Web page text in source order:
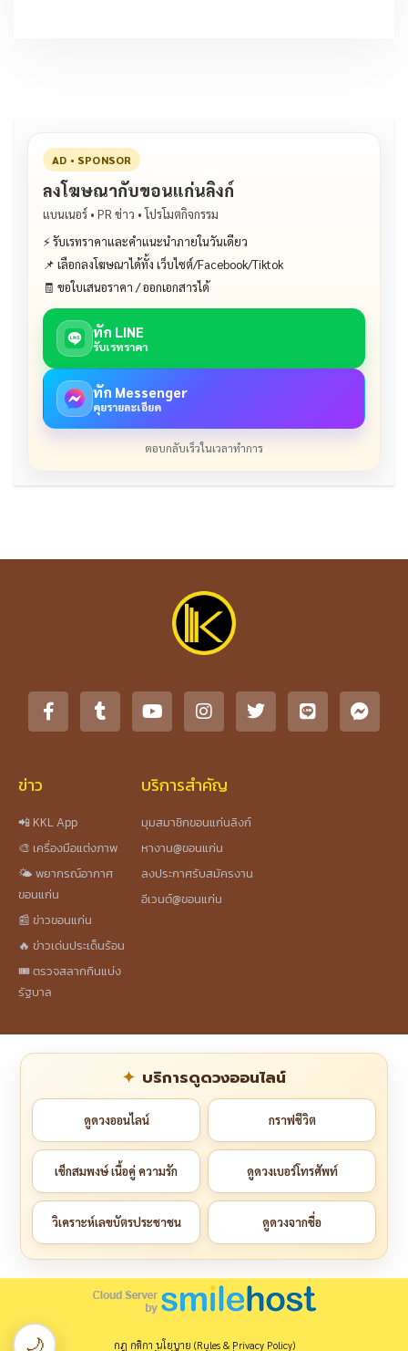
AD • SPONSOR
ลงโฆษณากับขอนแก่นลิงก์
แบนเนอร์ • PR ข่าว • โปรโมตกิจกรรม
⚡ รับเรทราคาและคำแนะนำภายในวันเดียว
📌 เลือกลงโฆษณาได้ทั้ง เว็บไซต์/Facebook/Tiktok
🧾 ขอใบเสนอราคา / ออกเอกสารได้
ทัก LINE
รับเรทราคา
ทัก Messenger
คุยรายละเอียด
ตอบกลับเร็วในเวลาทำการ
ข่าว
📲 KKL App
🎨 เครื่องมือแต่งภาพ
🌤️ พยากรณ์อากาศ
ขอนแก่น
📰 ข่าวขอนแก่น
🔥 ข่าวเด่นประเด็นร้อน
🎟️ ตรวจสลากกินแบ่ง
รัฐบาล
บริการสำคัญ
มุมสมาชิกขอนแก่นลิงก์
หางาน@ขอนแก่น
ลงประกาศรับสมัครงาน
อีเวนต์@ขอนแก่น
บริการดูดวงออนไลน์
ดูดวงออนไลน์ กราฟชีวิต
เช็กสมพงษ์ เนื้อคู่ ความรัก ดูดวงเบอร์โทรศัพท์
วิเคราะห์เลขบัตรประชาชน ดูดวงจากชื่อ
กฎ กติกา นโยบาย (Rules & Privacy Policy)
🌙